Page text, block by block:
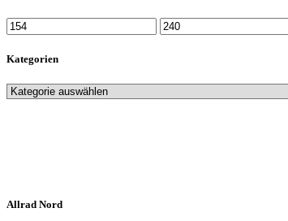
Min.
Preis
Max.
Preis
Kategorien
Allrad Nord